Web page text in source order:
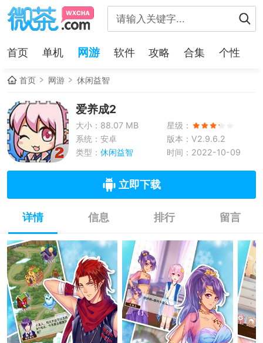
首页 单机 网游 软件 攻略 合集 个性
首页 网游 休闲益智
爱养成2
大小：88.07 MB
星级：
系统：安卓
版本：V2.9.6.2
类型： 休闲益智 时间：2022-10-09
立即下载
详情 信息 排行 留言